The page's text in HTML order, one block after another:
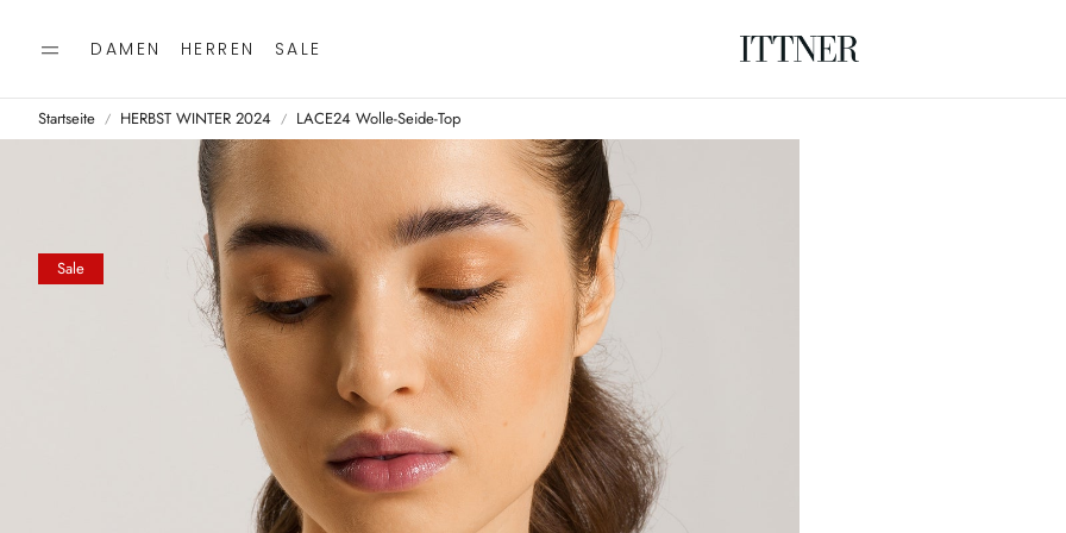
DAMEN HERREN SALE
Startseite HERBST WINTER 2024 LACE24 Wolle-Seide-Top
Sale